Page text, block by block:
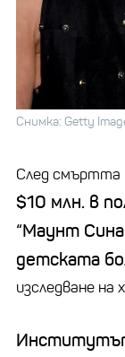
Снимка: Getty
След смъртта
$10 млн. в
“Маунт
детската
изследване на